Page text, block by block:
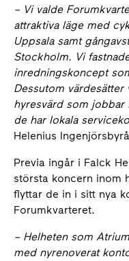
– Vi valde
attraktiva läge med
Uppsala samt
Stockholm. Vi
inredningskoncept
Dessutom
hyresvärd som
de har lokala
Helenius
Previa ingår i Falck
största koncern inom
flyttar de in i sitt nya
Forumkvarteret.
– Helheten som
med nyrenoverat